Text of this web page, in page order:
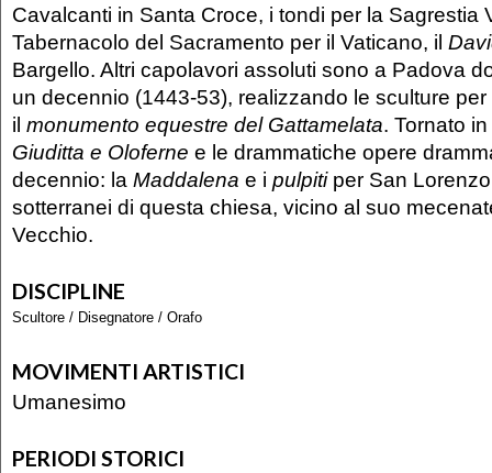
Cavalcanti in Santa Croce, i tondi per la Sagrestia
Tabernacolo del Sacramento per il Vaticano, il
Bargello. Altri capolavori assoluti sono a Padova
un decennio (1443-53), realizzando le sculture per
il monumento equestre del Gattamelata. Tornato
Giuditta e Oloferne e le drammatiche opere
decennio: la Maddalena e i pulpitiper San
sotterranei di questa chiesa, vicino al suo
Vecchio.
DISCIPLINE
Scultore / Disegnatore / Orafo
MOVIMENTI ARTISTICI
Umanesimo
PERIODI STORICI